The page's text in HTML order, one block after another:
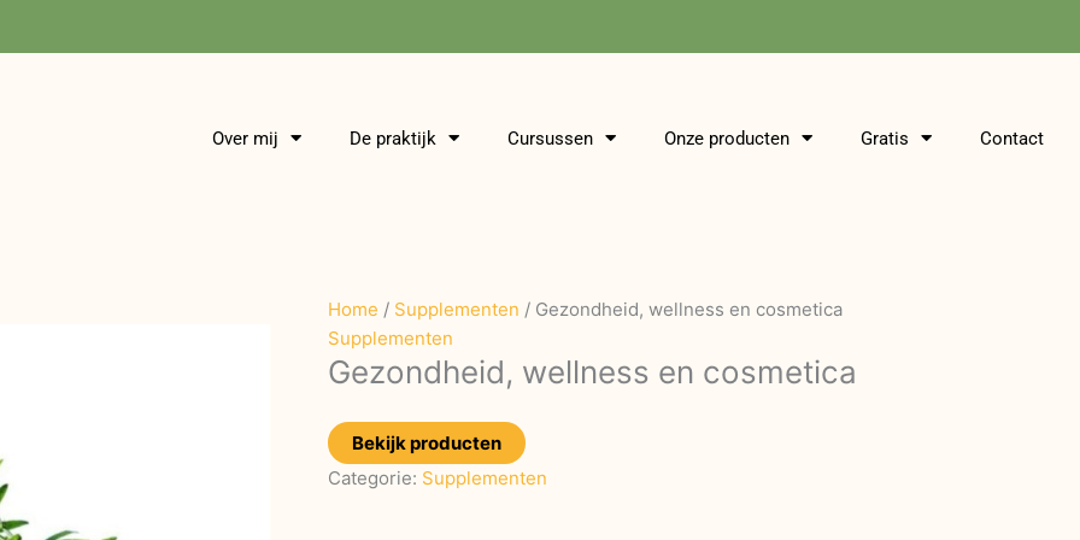
Over mij De praktijk Cursussen Onze producten Gratis Contact
Home / Supplementen / Gezondheid, wellness en cosmetica
Supplementen
Gezondheid, wellness en cosmetica
Bekijk producten
Categorie: Supplementen